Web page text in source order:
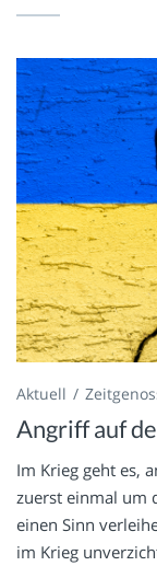
Aktuell
Angriff auf
Im Krieg geht es,
zuerst einmal um
einen Sinn
im Krieg